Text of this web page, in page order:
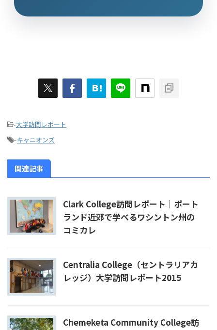
-大学訪問レポート
-キャニオンズ
関連記事
Clark College訪問レポート｜ポート
ランド近郊で学べるワシントン州の
コミカレ
Centralia College（セントラリアカ
レッジ）大学訪問レポート2015
Chemeketa Community College訪